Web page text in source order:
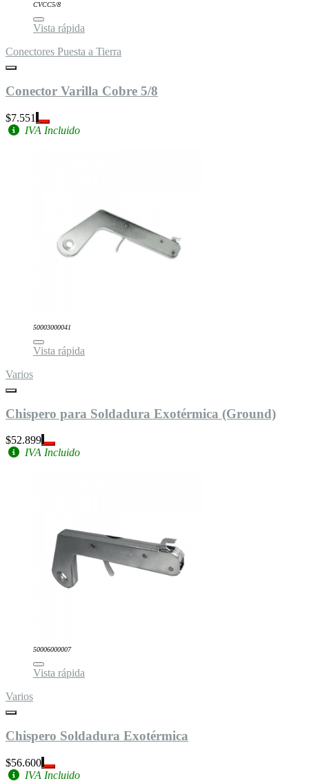
CVCC5/8
Vista rápida
Conectores Puesta a Tierra
Conector Varilla Cobre 5/8
$7.551
IVA Incluido
50003000041
Vista rápida
Varios
Chispero para Soldadura Exotérmica (Ground)
$52.899
IVA Incluido
50006000007
Vista rápida
Varios
Chispero Soldadura Exotérmica
$56.600
IVA Incluido